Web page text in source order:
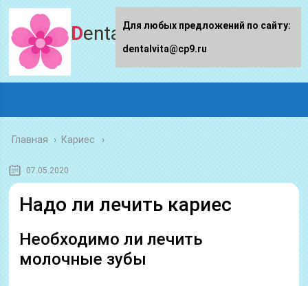
Dentalvita.ru
Главная › Кариес
07.05.2020
Надо ли лечить кариес
Необходимо ли лечить
молочные зубы
Для любых предложений по сайту:
dentalvita@cp9.ru